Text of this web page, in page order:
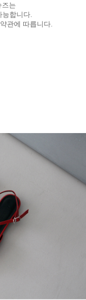
즈는
합니다.
관에 따릅니다.